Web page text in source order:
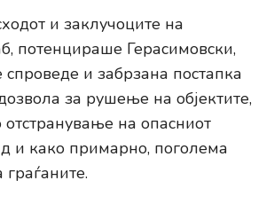
и заклучоците на
потенцираше Герасимовски,
и забрзана постапка
за рушење на објектите,
на опасниот
и како примарно, поголема
граѓаните.